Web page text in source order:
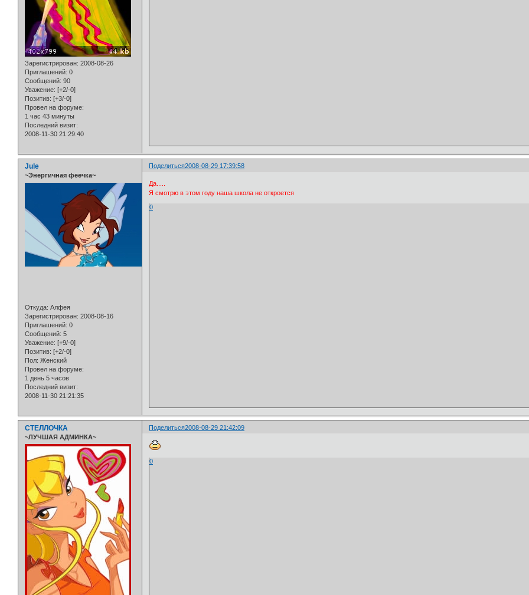
Зарегистрирован: 2008-08-26
Приглашений: 0
Сообщений: 90
Уважение: [+2/-0]
Позитив: [+3/-0]
Провел на форуме:
1 час 43 минуты
Последний визит:
2008-11-30 21:29:40
Поделиться2008-08-29 17:39:58
Jule
~Энергичная феечка~
Откуда: Алфея
Зарегистрирован: 2008-08-16
Приглашений: 0
Сообщений: 5
Уважение: [+9/-0]
Позитив: [+2/-0]
Пол: Женский
Провел на форуме:
1 день 5 часов
Последний визит:
2008-11-30 21:21:35
Да.....
Я смотрю в этом году наша школа не откроется
0
Поделиться2008-08-29 21:42:09
СТЕЛЛОЧКА
~ЛУЧШАЯ АДМИНКА~
0